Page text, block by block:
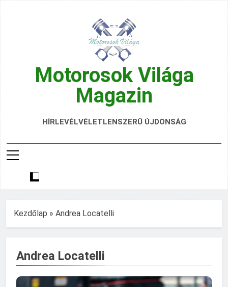
Motorosok Világa
Magazin
Hírek, Tesztek, Élmények Egy Helyen!
HÍRLEVÉLVÉLETLENSZERŰ ÚJDONSÁG
Kezdőlap » Andrea Locatelli
Andrea Locatelli